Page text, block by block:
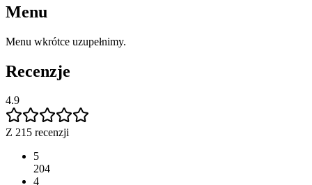
Menu
Menu wkrótce uzupełnimy.
Recenzje
4.9
Z 215 recenzji
5
204
4